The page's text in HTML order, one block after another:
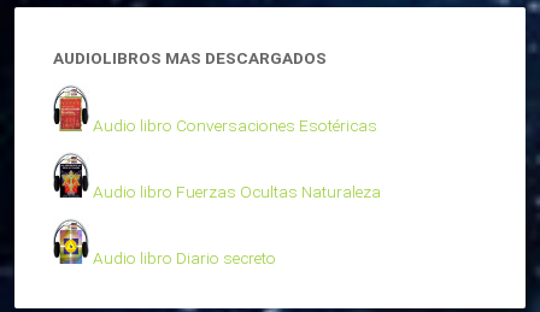
AUDIOLIBROS MAS DESCARGADOS
Audio libro Conversaciones Esotéricas
Audio libro Fuerzas Ocultas Naturaleza
Audio libro Diario secreto